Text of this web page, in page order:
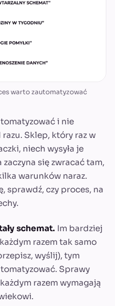
warto zautomatyzować
i nie
Sklep, który raz w
niech wysyła je
się zwracać tam,
warunków naraz.
sprawdź, czy proces, na
schemat. Im bardziej
razem tak samo
wyślij), tym
Sprawy
razem wymagają